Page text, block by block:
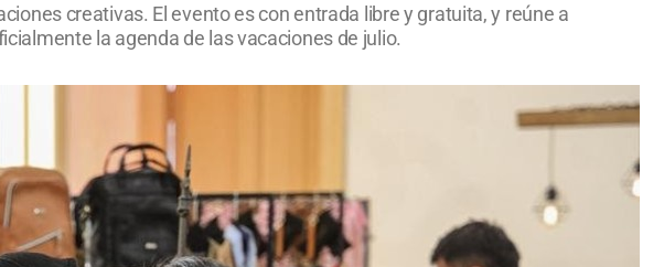
creativas. El evento es con entrada libre y gratuita, y reúne a
la agenda de las vacaciones de julio.